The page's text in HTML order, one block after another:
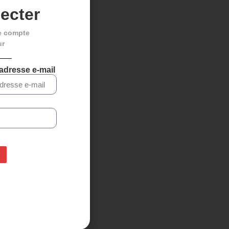
Pneu HUTCHINSON
compte
e-mail